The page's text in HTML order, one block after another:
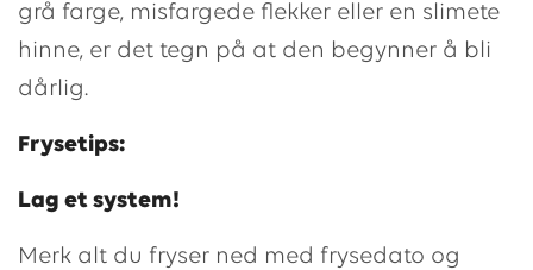
grå farge, misfargede flekker eller en slimete
hinne, er det tegn på at den begynner å bli
dårlig.
Frysetips:
Lag et system!
Merk alt du fryser ned med frysedato og